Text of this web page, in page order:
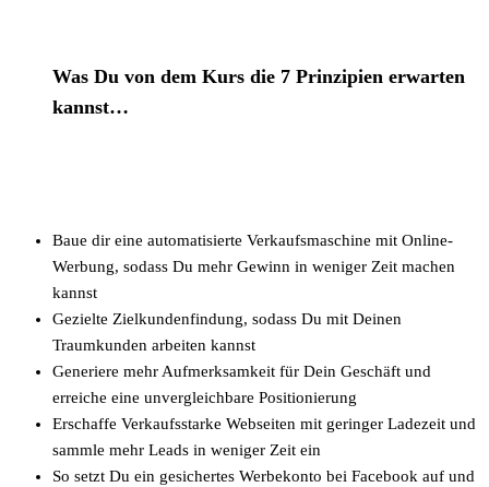
Was Du von dem Kurs die 7 Prinzipien erwarten
kannst…
Baue dir eine automatisierte Verkaufsmaschine mit Online-
Werbung, sodass Du mehr Gewinn in weniger Zeit machen
kannst
Gezielte Zielkundenfindung, sodass Du mit Deinen
Traumkunden arbeiten kannst
Generiere mehr Aufmerksamkeit für Dein Geschäft und
erreiche eine unvergleichbare Positionierung
Erschaffe Verkaufsstarke Webseiten mit geringer Ladezeit und
sammle mehr Leads in weniger Zeit ein
So setzt Du ein gesichertes Werbekonto bei Facebook auf und